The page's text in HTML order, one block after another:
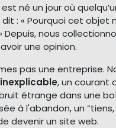
né un jour où
: « Pourquoi cet objet
Depuis, nous
une opinion.
pas une entreprise.
, un courant
étrange dans une
à l'abandon, un “tiens,
devenir un site web.